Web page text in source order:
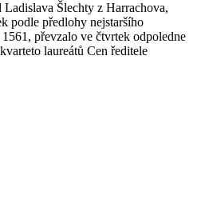
Šlechty z Harrachova,
podle předlohy nejstaršího
převzalo ve čtvrtek odpoledne
laureátů Cen ředitele